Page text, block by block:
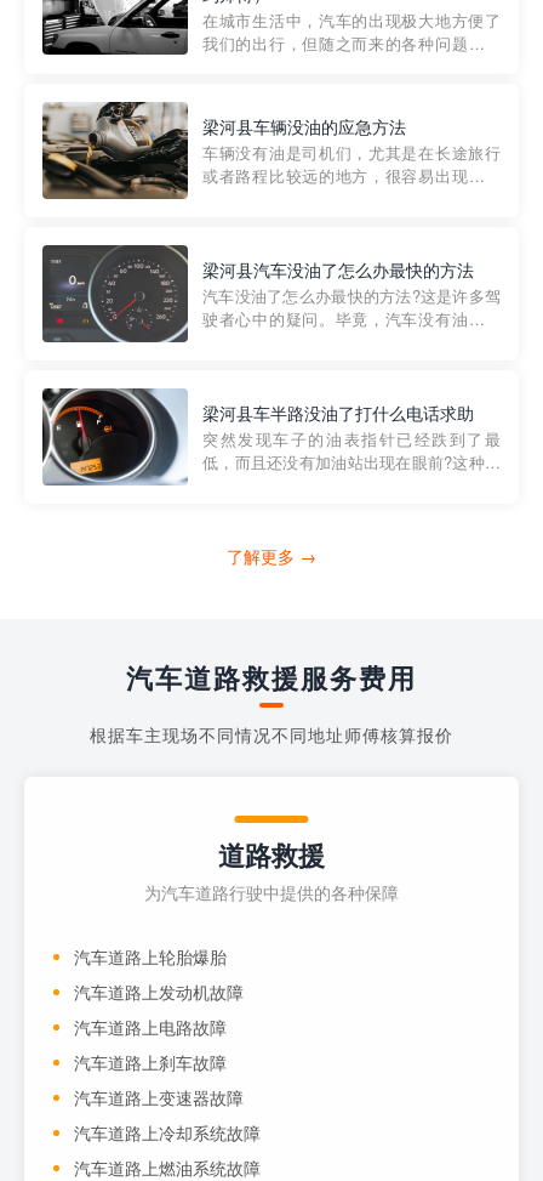
在城市生活中，汽车的出现极大地方便了
我们的出行，但随之而来的各种问题也让
紧急情况下，我们需要一种高效可靠的救
援方式。而这时，地库救援专...
梁河县车辆没油的应急方法
车辆没有油是司机们，尤其是在长途旅行
或者路程比较远的地方，很容易出现这种
的送油师傅，解决没油的紧急情况。 首
先，让我们来了解一下穿...
梁河县汽车没油了怎么办最快的方法
汽车没油了怎么办最快的方法?这是许多驾
驶者心中的疑问。毕竟，汽车没有油就无
越者小程序是一款专门解决汽车没油问题
的在线服务平台。通过...
梁河县车半路没油了打什么电话求助
突然发现车子的油表指针已经跌到了最
低，而且还没有加油站出现在眼前?这种情
打4006363122请求送油人员来帮助你。
了解更多 →
汽车道路救援服务费用
根据车主现场不同情况不同地址师傅核算报价
道路救援
为汽车道路行驶中提供的各种保障
汽车道路上轮胎爆胎
汽车道路上发动机故障
汽车道路上电路故障
汽车道路上刹车故障
汽车道路上变速器故障
汽车道路上冷却系统故障
汽车道路上燃油系统故障